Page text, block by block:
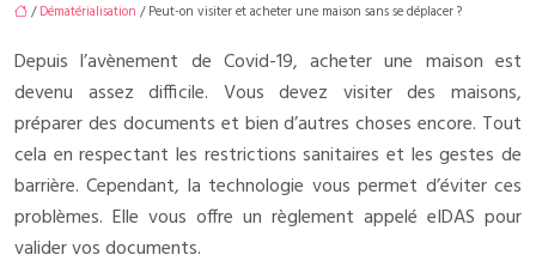
/Dématérialisation / Peut-on visiter et acheter une maison sans se déplacer ?
Depuis l’avènement de Covid-19, acheter une maison est
devenu assez difficile. Vous devez visiter des maisons,
préparer des documents et bien d’autres choses encore. Tout
cela en respectant les restrictions sanitaires et les gestes de
barrière. Cependant, la technologie vous permet d’éviter ces
problèmes. Elle vous offre un règlement appelé eIDAS pour
valider vos documents.